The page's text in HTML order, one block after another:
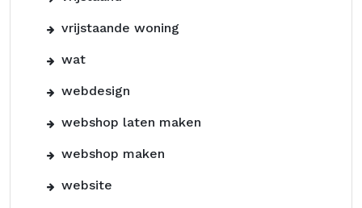
vrijstaande woning
wat
webdesign
webshop laten maken
webshop maken
website